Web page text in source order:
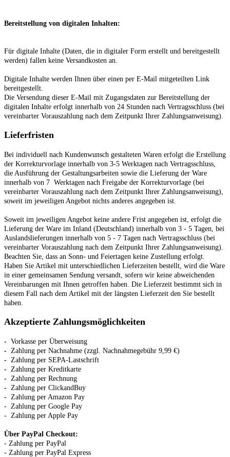
Bereitstellung von digitalen Inhalten:
Für digitale Inhalte (Daten, die in digitaler Form erstellt und bereitgestellt
werden) fallen keine Versandkosten an.
Digitale Inhalte werden Ihnen über einen per E-Mail mitgeteilten Link
bereitgestellt.
Die Versendung dieser E-Mail mit Zugangsdaten zur Bereitstellung der
digitalen Inhalte erfolgt innerhalb von 24 Stunden nach Vertragsschluss (bei
vereinbarter Vorauszahlung nach dem Zeitpunkt Ihrer Zahlungsanweisung).
Lieferfristen
Bei individuell nach Kundenwunsch gestalteten Waren erfolgt die Erstellung
der Korrekturvorlage innerhalb von 3-5 Werktagen nach Vertragsschluss,
die Ausführung der Gestaltungsarbeiten sowie die Lieferung der Ware
innerhalb von 7 Werktagen nach Freigabe der Korrekturvorlage (bei
vereinbarter Vorauszahlung nach dem Zeitpunkt Ihrer Zahlungsanweisung),
soweit im jeweiligen Angebot nichts anderes angegeben ist.
Soweit im jeweiligen Angebot keine andere Frist angegeben ist, erfolgt die
Lieferung der Ware im Inland (Deutschland) innerhalb von 3 - 5 Tagen, bei
Auslandslieferungen innerhalb von 5 - 7 Tagen nach Vertragsschluss (bei
vereinbarter Vorauszahlung nach dem Zeitpunkt Ihrer Zahlungsanweisung).
Beachten Sie, dass an Sonn- und Feiertagen keine Zustellung erfolgt.
Haben Sie Artikel mit unterschiedlichen Lieferzeiten bestellt, wird die Ware
in einer gemeinsamen Sendung versandt, sofern wir keine abweichenden
Vereinbarungen mit Ihnen getroffen haben. Die Lieferzeit bestimmt sich in
diesem Fall nach dem Artikel mit der längsten Lieferzeit den Sie bestellt
haben.
Akzeptierte Zahlungsmöglichkeiten
- Vorkasse per Überweisung
- Zahlung per Nachnahme (zzgl. Nachnahmegebühr 9,99 €)
- Zahlung per SEPA-Lastschrift
- Zahlung per Kreditkarte
- Zahlung per Rechnung
- Zahlung per ClickandBuy
- Zahlung per Amazon Pay
- Zahlung per Google Pay
- Zahlung per Apple Pay
Über PayPal Checkout:
- Zahlung per PayPal
- Zahlung per PayPal Express